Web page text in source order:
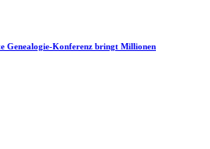
Genealogie-Konferenz bringt Millionen